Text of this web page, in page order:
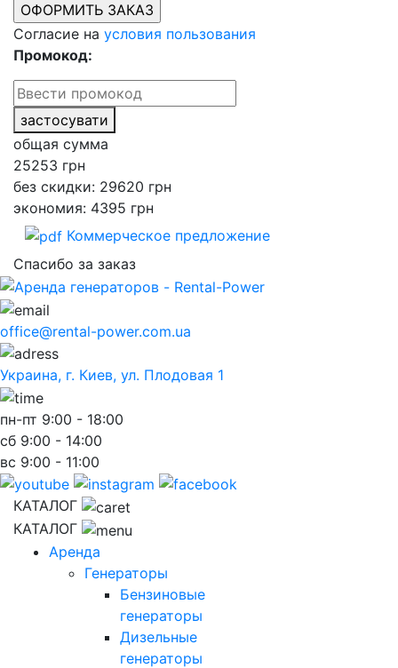
Согласие на условия пользования
Промокод:
застосувати
общая сумма
25253 грн
без скидки: 29620 грн
экономия: 4395 грн
Коммерческое предложение
Спасибо за заказ
office@rental-power.com.ua
Украина, г. Киев, ул. Плодовая 1
пн-пт 9:00 - 18:00
сб 9:00 - 14:00
вс 9:00 - 11:00
КАТАЛОГ
КАТАЛОГ
Аренда
Генераторы
Бензиновые
генераторы
Дизельные
генераторы